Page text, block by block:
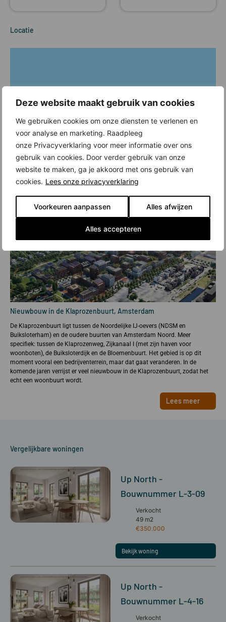
Deze website maakt gebruik van cookies
We gebruiken cookies om onze diensten te verlenen en
voor analyse en marketing. Raadpleeg
onze Privacyverklaring voor meer informatie over ons
gebruik van cookies. Door verder gebruik van onze
website te maken, ga je akkoord met ons gebruik van
cookies. Lees onze privacyverklaring
Voorkeuren aanpassen Alles afwijzen
Alles accepteren
Locatie
Nieuwbouw in de Klaprozenbuurt, Amsterdam
De Klaprozenbuurt ligt tussen de Noordelijke IJ-oevers (NDSM en
Buiksloterham) en de oudere buurten van Amsterdam Noord. Meer
specifiek: tussen de Klaprozenweg, Zijkanaal I (met zijn haven voor
woonboten), de Buiksloterdijk en de Bloemenbuurt. Het gebied is op dit
moment vooral een bedrijventerrein, maar dat gaat veranderen. In de
komende jaren verrijst er veel nieuwbouw in de Klaprozenbuurt, zodat het
echt een woonbuurt wordt.
Lees meer
Vergelijkbare woningen
Up North -
Bouwnummer L-3-09
Verkocht
49 m2
€350.000
Bekijk woning
Up North -
Bouwnummer L-4-16
Verkocht